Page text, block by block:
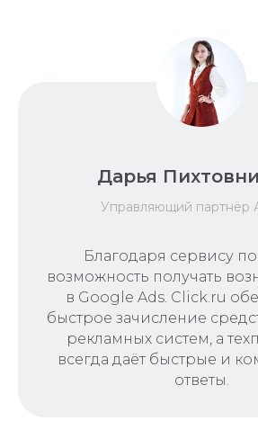
Дарья
Управляющий
Благодаря сервису
возможность получать
в Google Ads. Click.ru
быстрое зачисление
рекламных систем, а
всегда даёт быстрые и
ответы.